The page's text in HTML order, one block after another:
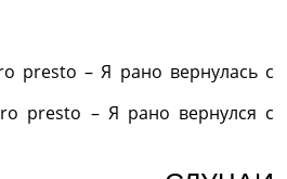
presto – Я рано вернулась с
presto – Я рано вернулся с